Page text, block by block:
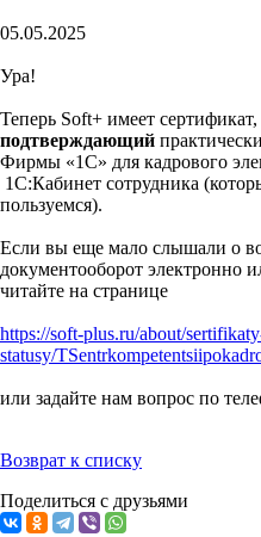
05.05.2025
Ура!
Теперь Soft+ имеет сертификат,
подтверждающий
Фирмы «1С» для кадрового
1С:Кабинет сотрудника
пользуемся).
Если вы еще мало слышали о
документооборот электронно
читайте на странице
https://soft-plus.ru/about/
statusy/
или задайте нам вопрос по
Возврат к списку
Поделиться с друзьями